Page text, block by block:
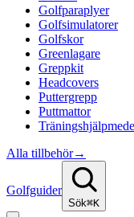
Golfparaplyer
Golfsimulatorer
Golfskor
Greenlagare
Greppkit
Headcovers
Puttergrepp
Puttmattor
Alla tillbehör→
Golfguider
Sök⌘K